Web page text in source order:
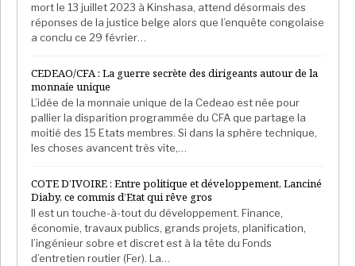
mort le 13 juillet 2023 à Kinshasa, attend désormais des
réponses de la justice belge alors que l’enquête congolaise
a conclu ce 29 février…
CEDEAO/CFA : La guerre secrète des dirigeants autour de la
monnaie unique
L’idée de la monnaie unique de la Cedeao est née pour
pallier la disparition programmée du CFA que partage la
moitié des 15 Etats membres. Si dans la sphère technique,
les choses avancent très vite,…
COTE D’IVOIRE : Entre politique et développement, Lanciné
Diaby, ce commis d’Etat qui rêve gros
Il est un touche-à-tout du développement. Finance,
économie, travaux publics, grands projets, planification,
l’ingénieur sobre et discret est à la tête du Fonds
d’entretien routier (Fer). La…